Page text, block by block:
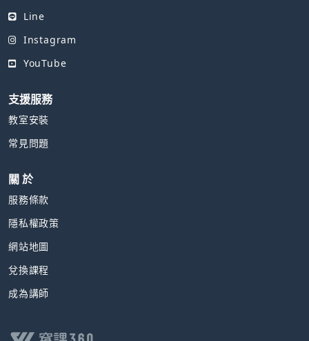
Line
Instagram
YouTube
支援服務
教室安裝
常見問題
關 於
服務條款
隱私權政策
網站地圖
兌換課程
成為講師